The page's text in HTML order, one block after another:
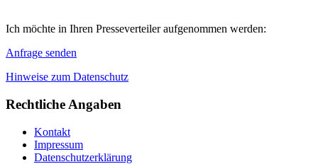
Ich möchte in Ihren Presseverteiler aufgenommen werden:
Anfrage senden
Hinweise zum Datenschutz
Rechtliche Angaben
Kontakt
Impressum
Datenschutzerklärung